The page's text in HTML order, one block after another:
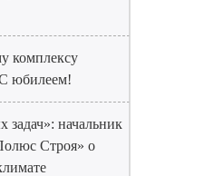
комплексу
юбилеем!
задач»: начальник
Строя» о